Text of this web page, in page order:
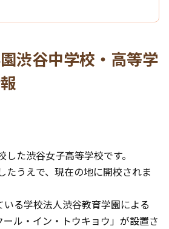
渋谷中学校・高等学
た渋谷女子高等学校です。
たうえで、現在の地に開校されま
る学校法人渋谷教育学園による
ール・イン・トウキョウ」が設置さ